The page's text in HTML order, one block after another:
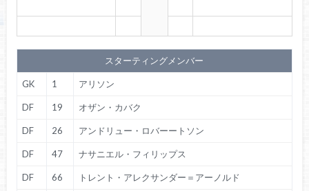
スターティングメンバー
GK 1 アリソン
DF 19 オザン・カバク
DF 26 アンドリュー・ロバーートソン
DF 47 ナサニエル・フィリップス
DF 66 トレント・アレクサンダー＝アーノルド